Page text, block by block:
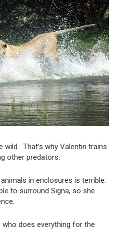
wild. That’s why Valentin trains
other predators.
in enclosures is terrible.
to surround Signa, so she
who does everything for the